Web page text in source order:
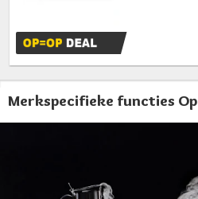
Merkspecifieke functies